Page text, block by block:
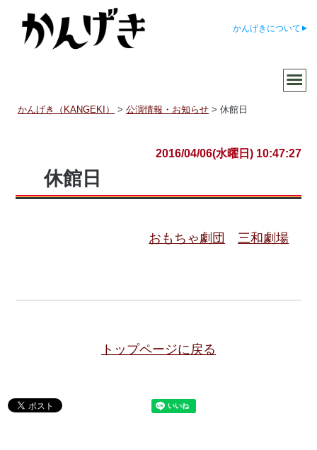
かんげきについて
かんげき（KANGEKI） >公演情報・お知らせ >休館日
2016/04/06(水曜日) 10:47:27
休館日
おもちゃ劇団 三和劇場
トップページに戻る